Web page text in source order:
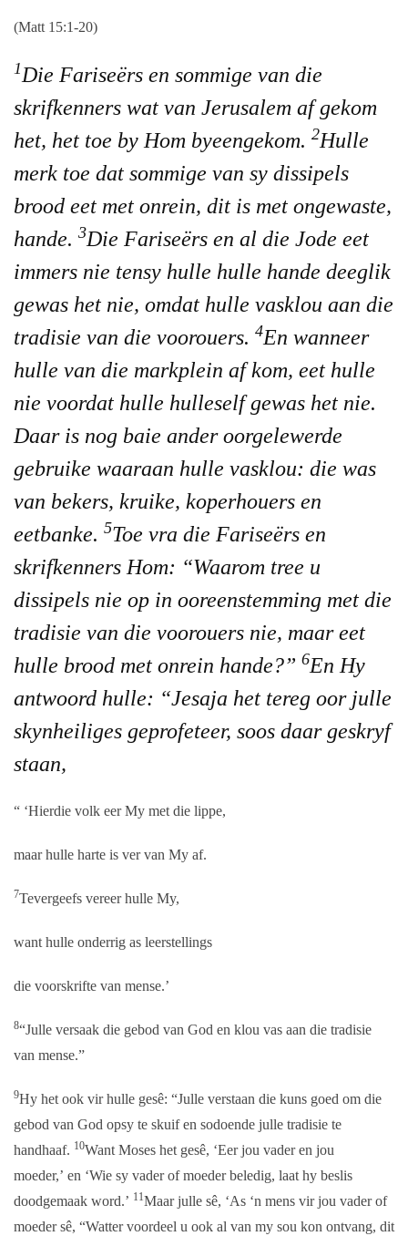
(Matt 15:1-20)
1 Die Fariseërs en sommige van die
skrifkenners wat van Jerusalem af gekom
het, het toe by Hom byeengekom. 2Hulle
merk toe dat sommige van sy dissipels
brood eet met onrein, dit is met ongewaste,
hande. 3Die Fariseërs en al die Jode eet
immers nie tensy hulle hulle hande deeglik
gewas het nie, omdat hulle vasklou aan die
tradisie van die voorouers. 4En wanneer
hulle van die markplein af kom, eet hulle
nie voordat hulle hulleself gewas het nie.
Daar is nog baie ander oorgelewerde
gebruike waaraan hulle vasklou: die was
van bekers, kruike, koperhouers en
eetbanke. 5Toe vra die Fariseërs en
skrifkenners Hom: “Waarom tree u
dissipels nie op in ooreenstemming met die
tradisie van die voorouers nie, maar eet
hulle brood met onrein hande?” 6En Hy
antwoord hulle: “Jesaja het tereg oor julle
skynheiliges geprofeteer, soos daar geskryf
staan,
“ ‘Hierdie volk eer My met die lippe,
maar hulle harte is ver van My af.
7Tevergeefs vereer hulle My,
want hulle onderrig as leerstellings
die voorskrifte van mense.’
8“Julle versaak die gebod van God en klou vas aan die tradisie
van mense.”
9Hy het ook vir hulle gesê: “Julle verstaan die kuns goed om die
gebod van God opsy te skuif en sodoende julle tradisie te
handhaaf. 10Want Moses het gesê, ‘Eer jou vader en jou
moeder,’ en ‘Wie sy vader of moeder beledig, laat hy beslis
doodgemaak word.’ 11Maar julle sê, ‘As ‘n mens vir jou vader of
moeder sê, “Watter voordeel u ook al van my sou kon ontvang, dit